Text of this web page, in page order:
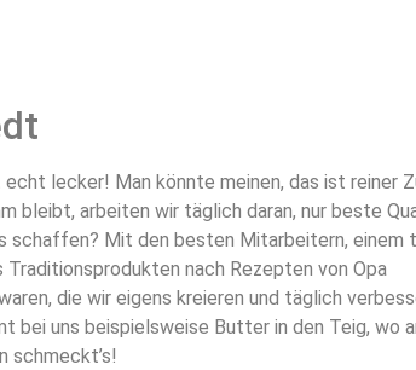
lecker! Man könnte meinen, das ist reiner
bleibt, arbeiten wir täglich daran, nur beste
schaffen? Mit den besten Mitarbeitern, einem
nach Rezepten von Opa
die wir eigens kreieren und täglich
bei uns beispielsweise Butter in den Teig, wo
schmeckt’s!